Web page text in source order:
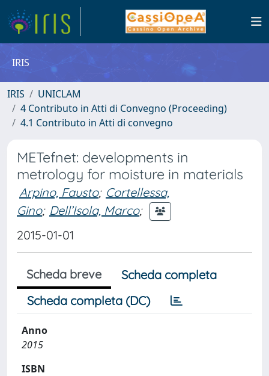
IRIS
IRIS
UNICLAM
4 Contributo in Atti di Convegno (Proceeding)
4.1 Contributo in Atti di convegno
METefnet: developments in
metrology for moisture in materials
Arpino, Fausto; Cortellessa,
Gino; Dell’Isola, Marco;
2015-01-01
Scheda breve
Scheda completa
Scheda completa (DC)
Anno
2015
ISBN